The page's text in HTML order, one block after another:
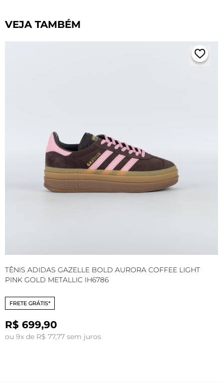
VEJA TAMBÉM
TÊNIS ADIDAS GAZELLE BOLD AURORA COFFEE LIGHT
PINK GOLD METALLIC IH6786
FRETE GRÁTIS*
R$ 699,90
ou 9x de R$ 77,77 sem juros